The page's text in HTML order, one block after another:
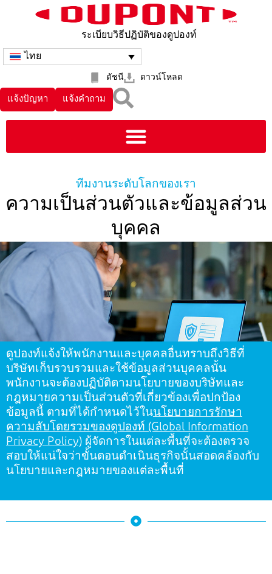
ระเบียบวิธีปฏิบัติของดูปองท์
ไทย
ดัชนี ดาวน์โหลด
แจ้งปัญหา แจ้งคำถาม
ทีมงานระดับโลกของเรา
ความเป็นส่วนตัวและข้อมูลส่วน
บุคคล
ดูปองท์แจ้งให้พนักงานและบุคคลอื่นทราบถึงวิธีที่
บริษัทเก็บรวบรวมและใช้ข้อมูลส่วนบุคคลนั้น
พนักงานจะต้องปฏิบัติตามนโยบายของบริษัทและ
กฎหมายความเป็นส่วนตัวที่เกี่ยวข้องเพื่อปกป้อง
ข้อมูลนี้ ตามที่ได้กำหนดไว้ในนโยบายการรักษา
ความลับโดยรวมของดูปองท์ (Global Information
Privacy Policy) ผู้จัดการในแต่ละพื้นที่จะต้องตรวจ
สอบให้แน่ใจว่าขั้นตอนดำเนินธุรกิจนั้นสอดคล้องกับ
นโยบายและกฎหมายของแต่ละพื้นที่